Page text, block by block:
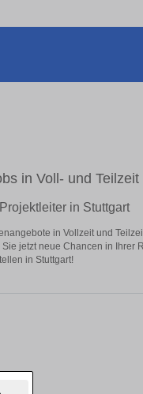
in Voll- und Teilzeit
in Stuttgart
in Vollzeit und
jetzt neue Chancen in Ihrer
in Stuttgart!